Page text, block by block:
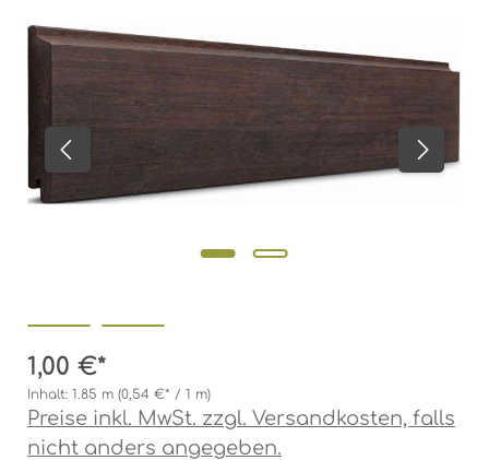
1,00 €*
Inhalt: 1.85 m (0,54 €* / 1 m)
Preise inkl. MwSt. zzgl. Versandkosten, falls
nicht anders angegeben.